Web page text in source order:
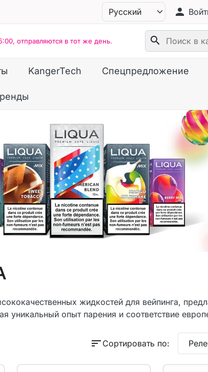
person
отправляются в тот же день. search
KangerTech Спецпредложение
жидкостей для вейпинга,
уникальный опыт парения и соответствие
sort Сортировать по: